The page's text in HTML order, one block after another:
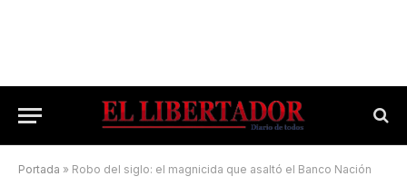
Portada » Robo del siglo: el magnicida que asaltó el Banco Nación